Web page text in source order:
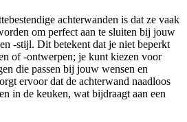
achterwanden is dat ze vaak
om perfect aan te sluiten bij jouw
-stijl. Dit betekent dat je niet beperkt
of -ontwerpen; je kunt kiezen voor
die passen bij jouw wensen en
ervoor dat de achterwand naadloos
in de keuken, wat bijdraagt aan een